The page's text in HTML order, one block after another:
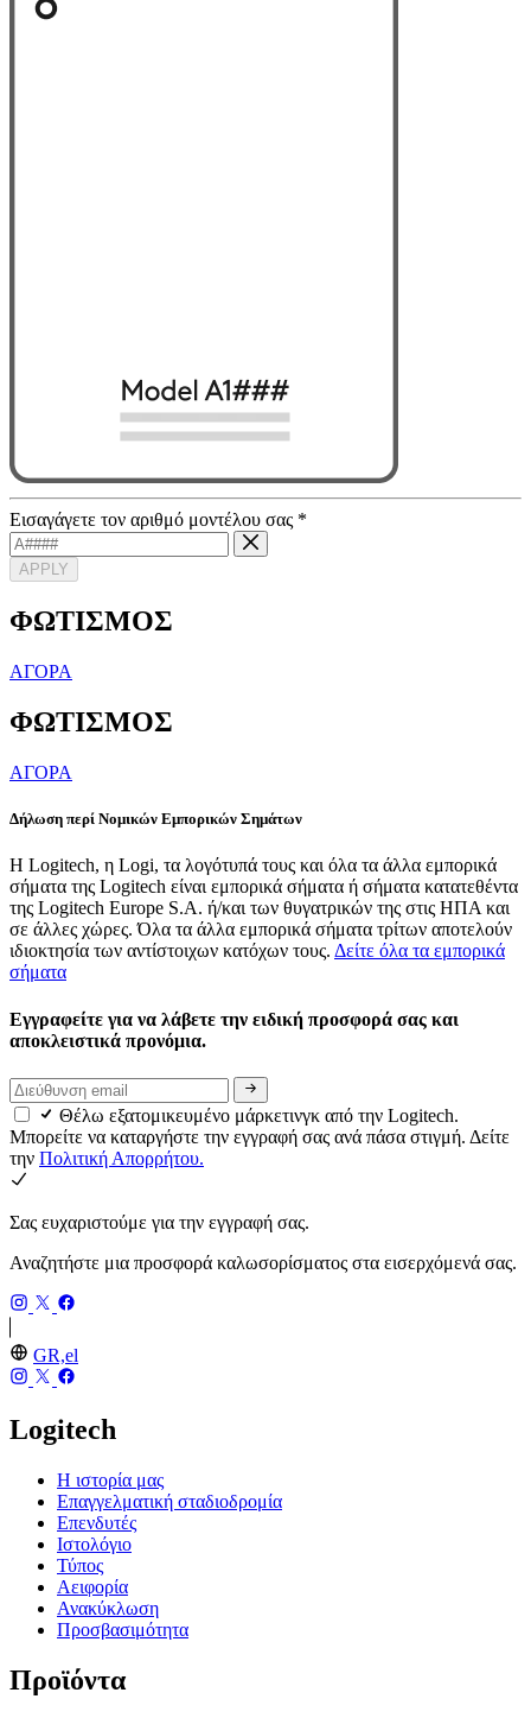
Εισαγάγετε τον αριθμό μοντέλου σας *
APPLY
ΦΩΤΙΣΜΟΣ
ΑΓΟΡΑ
ΦΩΤΙΣΜΟΣ
ΑΓΟΡΑ
Δήλωση περί Νομικών Εμπορικών Σημάτων
Η Logitech, η Logi, τα λογότυπά τους και όλα τα άλλα εμπορικά
σήματα της Logitech είναι εμπορικά σήματα ή σήματα κατατεθέντα
της Logitech Europe S.A. ή/και των θυγατρικών της στις ΗΠΑ και
σε άλλες χώρες. Όλα τα άλλα εμπορικά σήματα τρίτων αποτελούν
ιδιοκτησία των αντίστοιχων κατόχων τους. Δείτε όλα τα εμπορικά
σήματα
Εγγραφείτε για να λάβετε την ειδική προσφορά σας και
αποκλειστικά προνόμια.
Θέλω εξατομικευμένο μάρκετινγκ από την Logitech.
Μπορείτε να καταργήστε την εγγραφή σας ανά πάσα στιγμή. Δείτε
την Πολιτική Απορρήτου.
Σας ευχαριστούμε για την εγγραφή σας.
Αναζητήστε μια προσφορά καλωσορίσματος στα εισερχόμενά σας.
GR,el
Logitech
Η ιστορία μας
Επαγγελματική σταδιοδρομία
Επενδυτές
Ιστολόγιο
Τύπος
Αειφορία
Ανακύκλωση
Προσβασιμότητα
Προϊόντα